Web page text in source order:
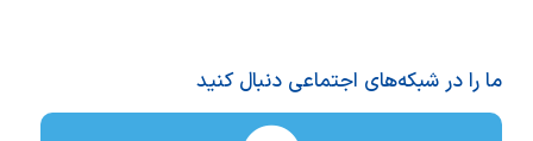
ما را در شبکه‌های اجتماعی دنبال کنید